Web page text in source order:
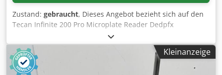
Zustand: gebraucht, Dieses Angebot bezieht sich auf den
Tecan Infinite 200 Pro Microplate Reader Dedpfx
Aeydqmzsd Iskr Das Gerät ist voll funktionsfähig und sofort
einsatzbereit Der Tecan Infinite 200 PRO ist ein Multimode-
Mikroplatten-Reader – ein Laborgerät zur Messung der
Lichtintensität in biologischen und chemischen Assays, die
Kleinanzeige